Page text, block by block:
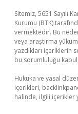
Sitemiz, 5651 Sayılı
Kurumu (BTK)
vermektedir. Bu
veya araştırma
yazdıkları içeriklerin
bu sorumluluğu kabul
Hukuka ve yasal
içerikleri,
halinde, ilgili içerikler